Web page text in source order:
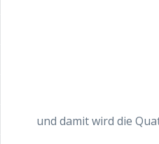
und damit wird die